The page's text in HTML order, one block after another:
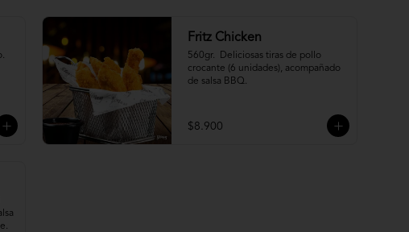
Fritz Chicken
560gr.  Deliciosas tiras de pollo
crocante (6 unidades), acompañado
de salsa BBQ.
$8.900